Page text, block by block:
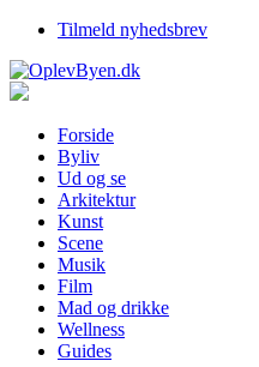
Tilmeld nyhedsbrev
Forside
Byliv
Ud og se
Arkitektur
Kunst
Scene
Musik
Film
Mad og drikke
Wellness
Guides